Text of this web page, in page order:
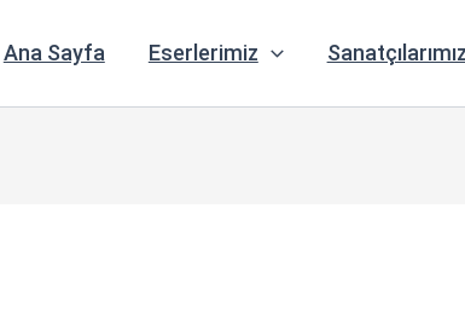
Ana Sayfa Eserlerimiz Sanatçılarımız